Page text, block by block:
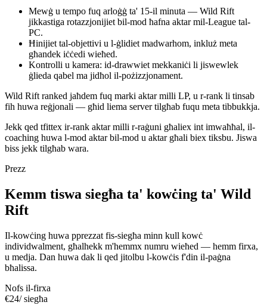
Mewġ u tempo fuq arloġġ ta' 15-il minuta — Wild Rift
jikkastiga rotazzjonijiet bil-mod ħafna aktar mil-League tal-
PC.
Ħinijiet tal-objettivi u l-ġlidiet madwarhom, inkluż meta
għandek iċċedi wieħed.
Kontrolli u kamera: id-drawwiet mekkaniċi li jiswewlek
ġlieda qabel ma jidħol il-pożizzjonament.
Wild Rift ranked jaħdem fuq marki aktar milli LP, u r-rank li tinsab
fih huwa reġjonali — għid liema server tilgħab fuqu meta tibbukkja.
Jekk qed tfittex ir-rank aktar milli r-raġuni għaliex int imwaħħal, il-
coaching huwa l-mod aktar bil-mod u aktar għali biex tiksbu. Jiswa
biss jekk tilgħab wara.
Prezz
Kemm tiswa siegħa ta' kowċing ta' Wild
Rift
Il-kowċing huwa pprezzat fis-siegħa minn kull kowċ
individwalment, għalhekk m'hemmx numru wieħed — hemm firxa,
u medja. Dan huwa dak li qed jitolbu l-kowċis f'din il-paġna
bħalissa.
Nofs il-firxa
€24/ siegħa